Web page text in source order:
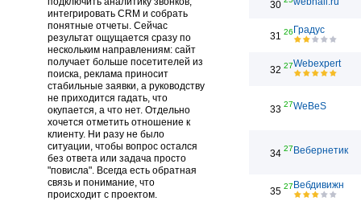
интегрировать CRM и собрать
понятные отчеты. Сейчас
результат ощущается сразу по
нескольким направлениям: сайт
получает больше посетителей из
поиска, реклама приносит
стабильные заявки, а руководству
не приходится гадать, что
окупается, а что нет. Отдельно
хочется отметить отношение к
клиенту. Ни разу не было
ситуации, чтобы вопрос остался
без ответа или задача просто
"повисла". Всегда есть обратная
связь и понимание, что
происходит с проектом.
30
31 26 Градус
32 27Webexpert
33 27WeBeS
34 27 Вебернетик
35 27 Вебдивижн